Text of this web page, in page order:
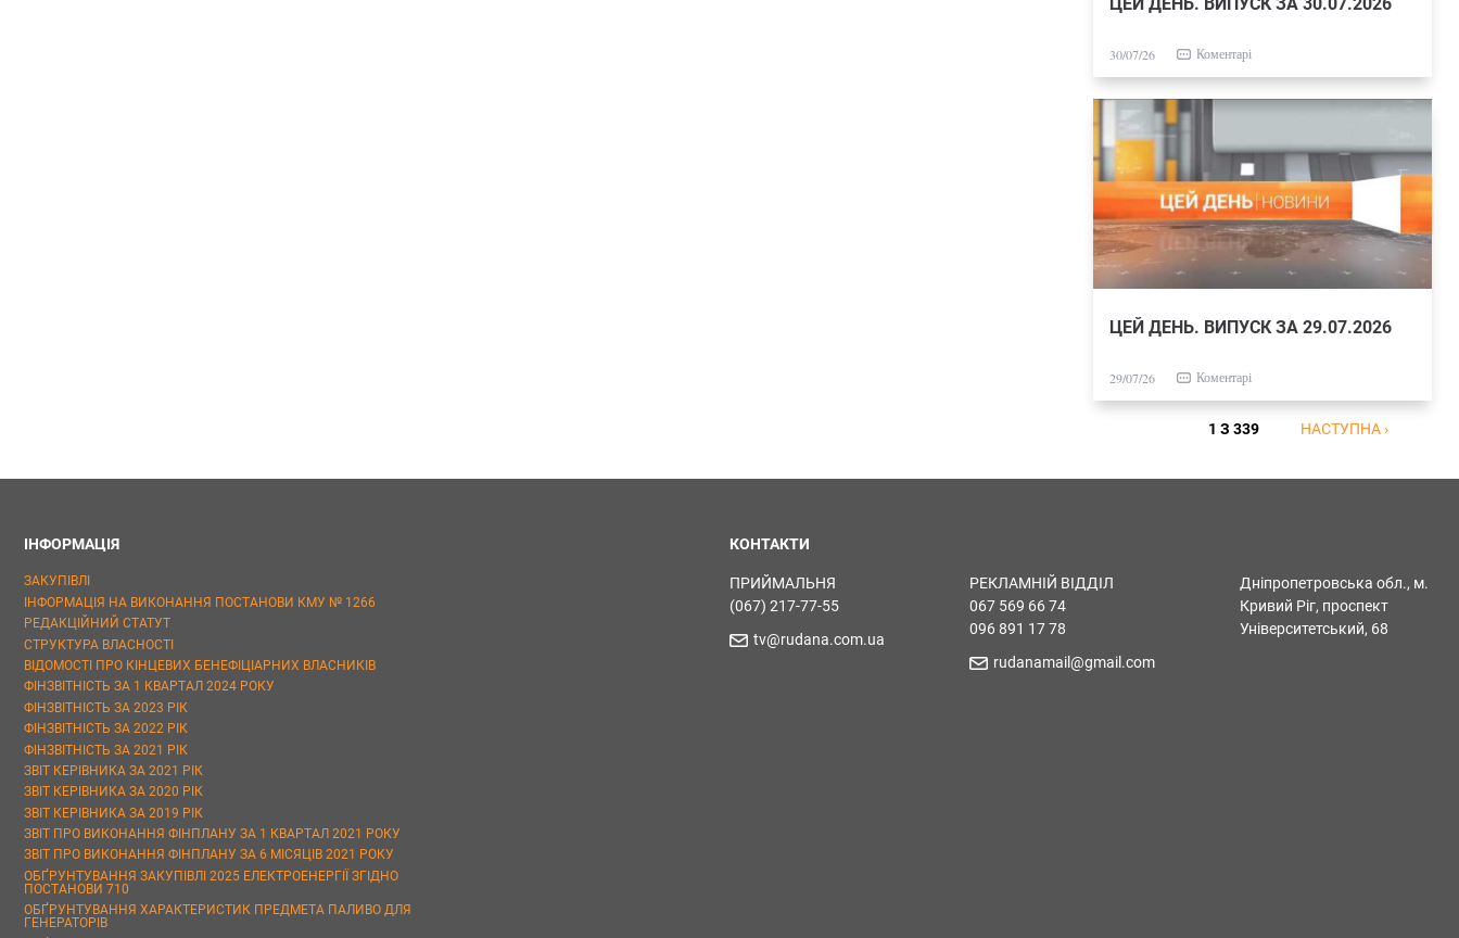
30/07/26 Коментарі
ЦЕЙ ДЕНЬ. ВИПУСК ЗА 29.07.2026
29/07/26 Коментарі
1 З 339 НАСТУПНА ›
ІНФОРМАЦІЯ
ЗАКУПІВЛІ
ІНФОРМАЦІЯ НА ВИКОНАННЯ ПОСТАНОВИ КМУ № 1266
РЕДАКЦІЙНИЙ СТАТУТ
СТРУКТУРА ВЛАСНОСТІ
ВІДОМОСТІ ПРО КІНЦЕВИХ БЕНЕФІЦІАРНИХ ВЛАСНИКІВ
ФІНЗВІТНІСТЬ ЗА 1 КВАРТАЛ 2024 РОКУ
ФІНЗВІТНІСТЬ ЗА 2023 РІК
ФІНЗВІТНІСТЬ ЗА 2022 РІК
ФІНЗВІТНІСТЬ ЗА 2021 РІК
ЗВІТ КЕРІВНИКА ЗА 2021 РІК
ЗВІТ КЕРІВНИКА ЗА 2020 РІК
ЗВІТ КЕРІВНИКА ЗА 2019 РІК
ЗВІТ ПРО ВИКОНАННЯ ФІНПЛАНУ ЗА 1 КВАРТАЛ 2021 РОКУ
ЗВІТ ПРО ВИКОНАННЯ ФІНПЛАНУ ЗА 6 МІСЯЦІВ 2021 РОКУ
ОБҐРУНТУВАННЯ ЗАКУПІВЛІ 2025 ЕЛЕКТРОЕНЕРГІЇ ЗГІДНО
ПОСТАНОВИ 710
ОБҐРУНТУВАННЯ ХАРАКТЕРИСТИК ПРЕДМЕТА ПАЛИВО ДЛЯ
ГЕНЕРАТОРІВ
КОНТАКТИ
ПРИЙМАЛЬНЯ
(067) 217-77-55
tv@rudana.com.ua
РЕКЛАМНІЙ ВІДДІЛ
067 569 66 74
096 891 17 78
rudanamail@gmail.com
Дніпропетровська обл., м.
Кривий Ріг, проспект
Університетський, 68